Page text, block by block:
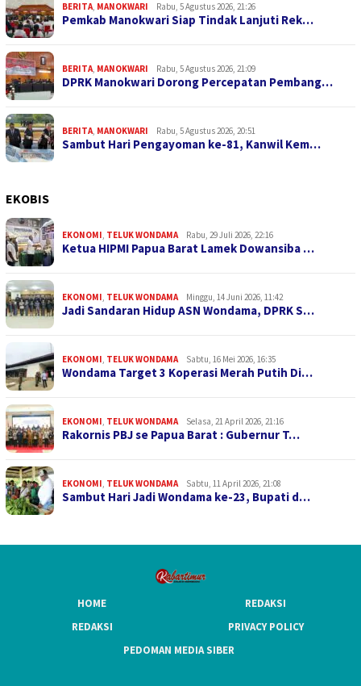
BERITA, MANOKWARI Rabu, 5 Agustus 2026, 21:26
Pemkab Manokwari Siap Tindak Lanjuti Rek…
BERITA, MANOKWARI Rabu, 5 Agustus 2026, 21:09
DPRK Manokwari Dorong Percepatan Pembang…
BERITA, MANOKWARI Rabu, 5 Agustus 2026, 20:51
Sambut Hari Pengayoman ke-81, Kanwil Kem…
EKOBIS
EKONOMI, TELUK WONDAMA Rabu, 29 Juli 2026, 22:16
Ketua HIPMI Papua Barat Lamek Dowansiba …
EKONOMI, TELUK WONDAMA Minggu, 14 Juni 2026, 11:42
Jadi Sandaran Hidup ASN Wondama, DPRK S…
EKONOMI, TELUK WONDAMA Sabtu, 16 Mei 2026, 16:35
Wondama Target 3 Koperasi Merah Putih Di…
EKONOMI, TELUK WONDAMA Selasa, 21 April 2026, 21:16
Rakornis PBJ se Papua Barat : Gubernur T…
EKONOMI, TELUK WONDAMA Sabtu, 11 April 2026, 21:08
Sambut Hari Jadi Wondama ke-23, Bupati d…
HOME
REDAKSI
REDAKSI
PRIVACY POLICY
PEDOMAN MEDIA SIBER